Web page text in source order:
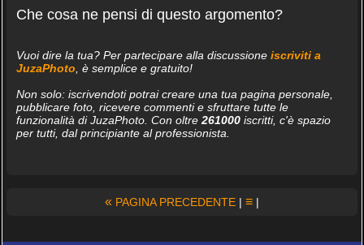
Che cosa ne pensi di questo argomento?
Vuoi dire la tua? Per partecipare alla discussione iscriviti a
JuzaPhoto , è semplice e gratuito!
Non solo: iscrivendoti potrai creare una tua pagina personale,
pubblicare foto, ricevere commenti e sfruttare tutte le
funzionalità di JuzaPhoto. Con oltre 261000iscritti, c'è spazio
per tutti, dal principiante al professionista.
« PAGINA PRECEDENTE | ≡ |